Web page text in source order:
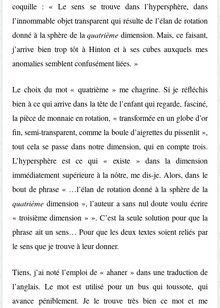
coquille : « Le sens se trouve dans l’hypersphère, dans
l’innommable objet transparent qui résulte de l’élan de rotation
donné à la sphère de laquatrième dimension. Mais, ce faisant,
j’arrive bien trop tôt à Hinton et à ses cubes auxquels mes
anomalies semblent confusément liées. »
Le choix du mot « quatrième » me chagrine. Si je réfléchis
bien à ce qui arrive dans la tête de l’enfant qui regarde, fasciné,
la pièce de monnaie en rotation, « transformée en un globe d’or
fin, semi-transparent, comme la boule d’aigrettes du pissenlit »,
tout cela se passe dans notre dimension, qui en compte trois.
L’hypersphère est ce qui « existe » dans la dimension
immédiatement supérieure à la nôtre, me dis-je. Alors, dans le
bout de phrase « …l’élan de rotation donné à la sphère de la
quatrième dimension », l’auteur a sans nul doute voulu écrire
« troisième dimension » ». C’est la seule solution pour que la
phrase ait un sens… Pour que les deux textes soient reliés par
le sens que je trouve à leur donner.
Tiens, j’ai noté l’emploi de « ahaner » dans une traduction de
l’anglais. Le mot est utilisé pour un bus qui toussote, qui
avance péniblement. Je le trouve très bien ce mot et me